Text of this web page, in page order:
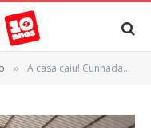
» A casa caiu! Cunhada de deputado do Paraguai também é presa por narcotráfico